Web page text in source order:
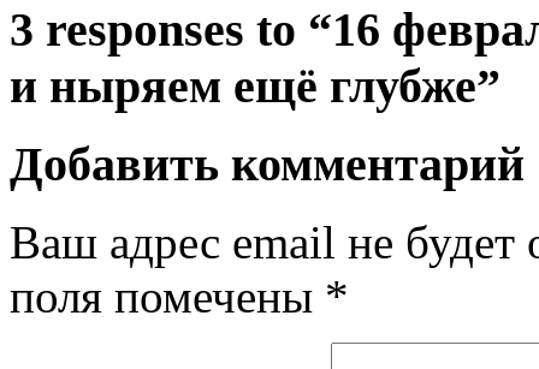
3 responses to “16
и ныряем ещё глубже”
Добавить комментарий
Ваш адрес email не будет
поля помечены *